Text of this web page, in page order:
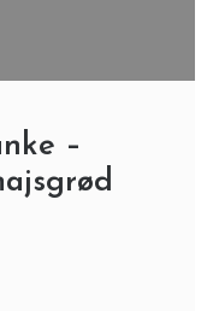
–